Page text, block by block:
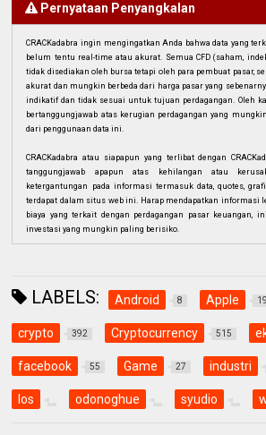
Pernyataan Penyangkalan
CRACKadabra ingin mengingatkan Anda bahwa data yang
belum tentu real-time atau akurat. Semua CFD (saham,
tidak disediakan oleh bursa tetapi oleh para pembuat pasar,
akurat dan mungkin berbeda dari harga pasar yang
indikatif dan tidak sesuai untuk tujuan perdagangan. Oleh
bertanggungjawab atas kerugian perdagangan yang
dari penggunaan data ini.
CRACKadabra atau siapapun yang terlibat dengan
tanggungjawab apapun atas kehilangan atau
ketergantungan pada informasi termasuk data, quotes,
terdapat dalam situs web ini. Harap mendapatkan informasi
biaya yang terkait dengan perdagangan pasar keuangan,
investasi yang mungkin paling berisiko.
LABELS: Android 8 Apple 19
crypto 392 Cryptocurrency 515
facebook 55 Game 27 industri
Ios odonoghue syudio